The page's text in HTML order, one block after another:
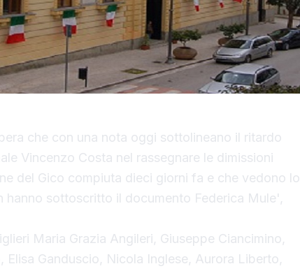
che con una nota oggi sottolineano il ritardo
Vincenzo Costa nel rassegnare le dimissioni
del Gico compiuta dieci giorni fa e che vedono lo
sottoscritto il documento Federica Mule',
Maria Grazia Angileri, Giuseppe Ciancimino,
Elisa Ganduscio, Nicola Inglese, Aurora Liberto,